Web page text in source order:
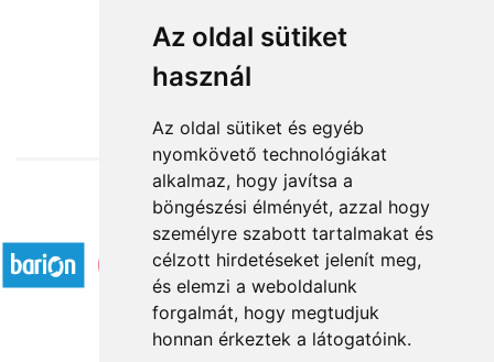
Az oldal sütiket
használ
Az oldal sütiket és egyéb
nyomkövető technológiákat
alkalmaz, hogy javítsa a
böngészési élményét, azzal hogy
személyre szabott tartalmakat és
célzott hirdetéseket jelenít meg,
és elemzi a weboldalunk
forgalmát, hogy megtudjuk
honnan érkeztek a látogatóink.
from HUF18,800
Accepted payment methods